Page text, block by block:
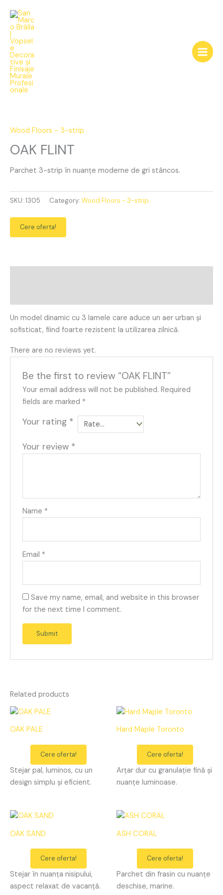
content
Wood Floors - 3-strip
OAK FLINT
Parchet 3-strip în nuanțe moderne de gri stâncos.
quantity
SKU: 1305 Category: Wood Floors - 3-strip
Cere oferta!
Un model dinamic cu 3 lamele care aduce un aer urban și
sofisticat, fiind foarte rezistent la utilizarea zilnică.
There are no reviews yet.
Be the first to review “OAK FLINT”
Your email address will not be published. Required
fields are marked *
Your rating *
Your review *
Name *
Email *
Save my name, email, and website in this browser
for the next time I comment.
Related products
OAK PALE
Cere oferta!
Stejar pal, luminos, cu un
design simplu și eficient.
Hard Maple Toronto
Cere oferta!
Arțar dur cu granulație fină și
nuanțe luminoase.
OAK SAND
Cere oferta!
Stejar în nuanța nisipului,
aspect relaxat de vacanță.
ASH CORAL
Cere oferta!
Parchet din frasin cu nuanțe
deschise, marine.